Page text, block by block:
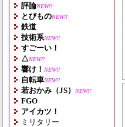
評論NEW!!
とびものNEW!!
鉄道
技術系NEW!!
すごーい！
△NEW!!
響け！ NEW!!
自転車NEW!!
若おかみ（JS） NEW!!
FGO
アイカツ！
ミリタリー